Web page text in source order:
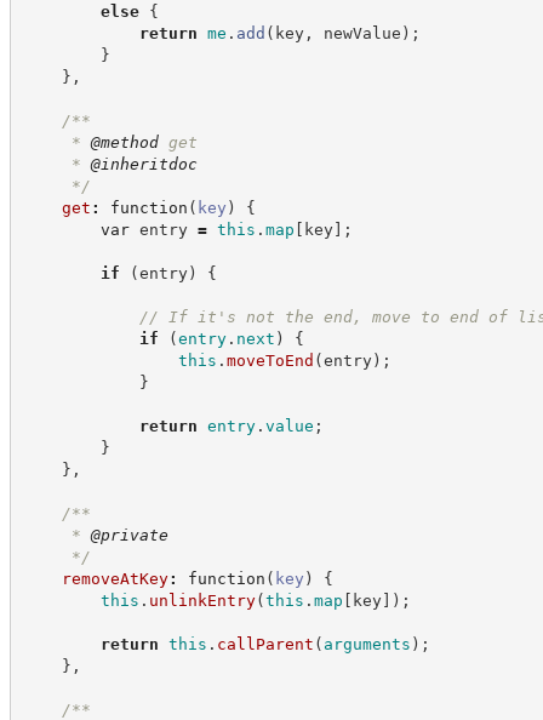
else
{
return me . add ( key, newValue ) ;
}
} ,
/**
* @method get
* @inheritdoc
*/
get : function ( key )
{
var entry = this . map [ key] ;
if (entry) {
// If it's not the end, move to end of
if
(entry. next )
{
this . moveToEnd (entry) ;
}
return entry. value ;
}
} ,
/**
* @private
*/
removeAtKey: function ( key )
{
this . unlinkEntry(this . map [ key] ) ;
return this . callParent ( arguments ) ;
} ,
/**